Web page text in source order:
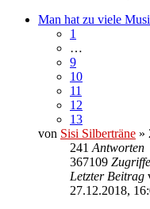
Man hat zu viele
1
…
9
10
11
12
13
von Sisi Silberträne »
241 Antworten
367109 Zugriffe
Letzter Beitrag
27.12.2018,